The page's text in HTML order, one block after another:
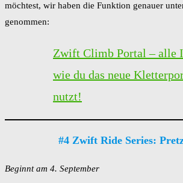
möchtest, wir haben die Funktion genauer
genommen:
Zwift Climb Portal – alle
wie du das neue
nutzt!
#4 Zwift Ride Series:
Beginnt am 4. September